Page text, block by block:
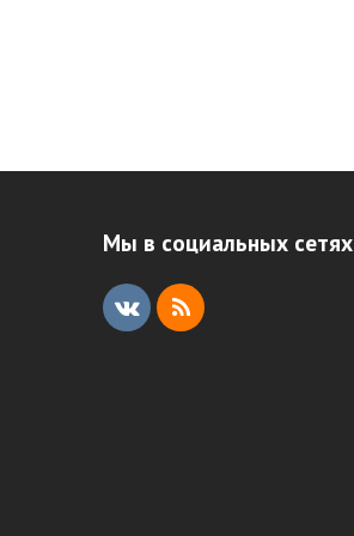
Мы в социальных сетях
V
R